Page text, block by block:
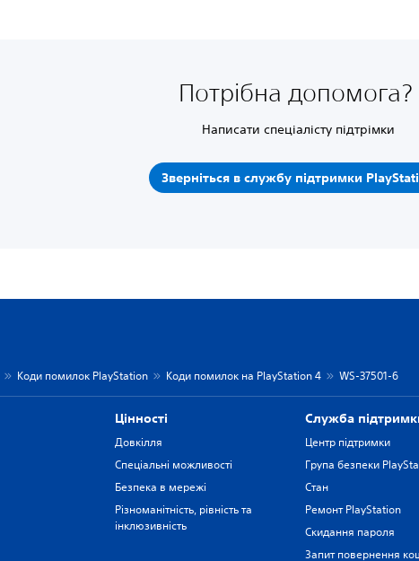
Потрібна допомога?
Написати спеціалісту підтрімки
Зверніться в службу підтримки
Коди помилок PlayStation Коди помилок на PlayStation 4 WS-37501-6
Цiнностi
Довкілля
Спеціальні можливості
Безпека в мережі
Різноманітність, рівність та
інклюзивність
Служба
Центр підтримки
Група безпеки
Стан
Ремонт PlayStation
Скидання пароля
Запит повернення